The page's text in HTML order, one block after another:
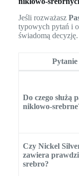
Jeśli rozważasz
typowych pytań i
świadomą decyzję.
Pytanie
Do czego służą
niklowo-
Czy Nickel
zawiera
srebro?